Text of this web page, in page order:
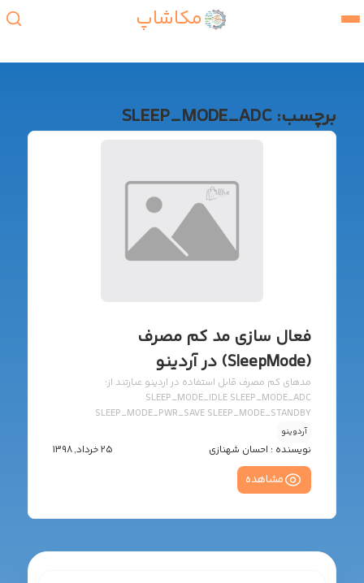
مکاشاپ
برچسب: SLEEP_MODE_ADC
فعال سازی مد کم مصرف
(SleepMode) در آردینو
مدهای کم مصرف قابل استفاده در اردینو عبارتند از:
SLEEP_MODE_IDLE SLEEP_MODE_ADC
SLEEP_MODE_PWR_SAVE SLEEP_MODE_STANDBY
SLEEP_MODE_PWR_DOWN
آردوینو
نویسنده : احسان شهنازی 25 خرداد, 1398
مشاهده